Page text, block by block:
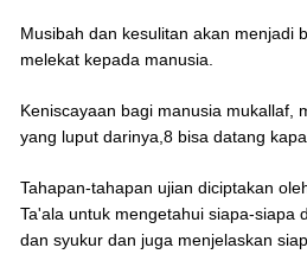
Musibah dan kesulitan akan menjadi
melekat kepada manusia.
Keniscayaan bagi manusia mukallaf,
yang luput darinya,8 bisa datang
Tahapan-tahapan ujian diciptakan
Ta'ala untuk mengetahui siapa-siapa
dan syukur dan juga menjelaskan